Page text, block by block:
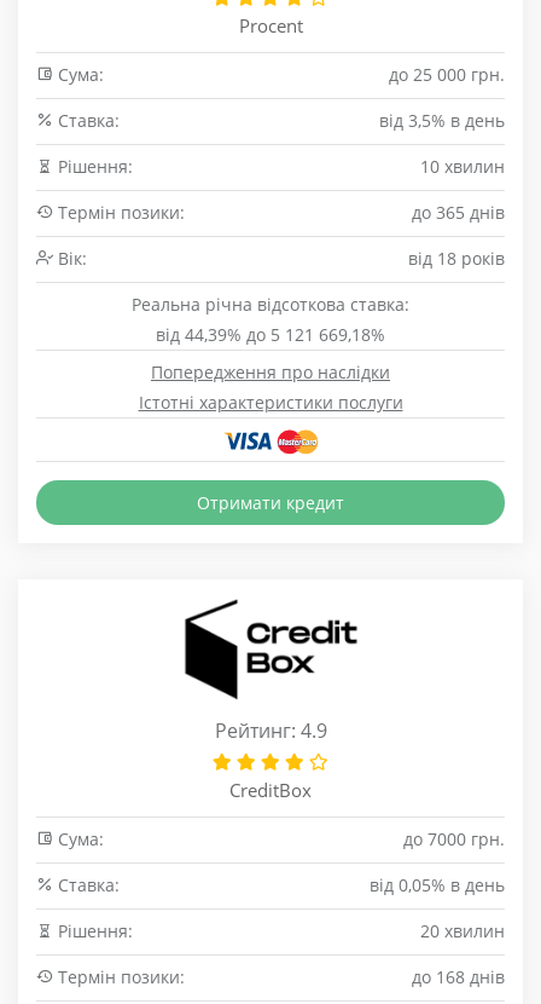
Procent
Сума:
до 25 000 грн.
Cтавка:
від 3,5% в день
Рішення:
10 хвилин
Термін позики:
до 365 днів
Вік:
від 18 років
Реальна річна відсоткова ставка:
від 44,39% до 5 121 669,18%
Попередження про наслідки
Істотні характеристики послуги
Отримати кредит
Рейтинг: 4.9
CreditBox
Сума:
до 7000 грн.
Cтавка:
від 0,05% в день
Рішення:
20 хвилин
Термін позики:
до 168 днів